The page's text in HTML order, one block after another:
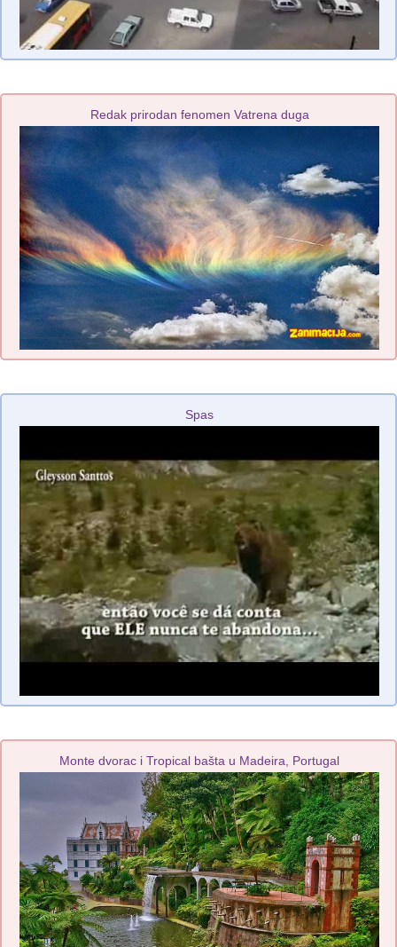
Redak prirodan fenomen Vatrena duga
Spas
Monte dvorac i Tropical bašta u Madeira, Portugal